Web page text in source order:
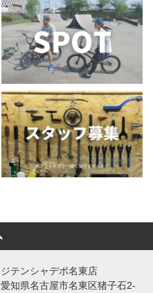
ジテンシャデポ名東店
愛知県名古屋市名東区猪子石2-